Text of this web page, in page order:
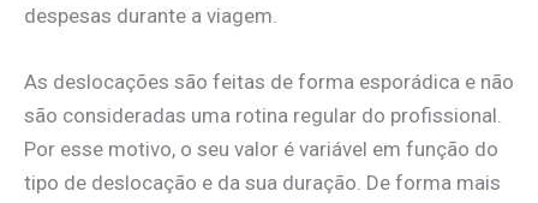
despesas durante a viagem.
As deslocações são feitas de forma esporádica e não
são consideradas uma rotina regular do profissional.
Por esse motivo, o seu valor é variável em função do
tipo de deslocação e da sua duração. De forma mais